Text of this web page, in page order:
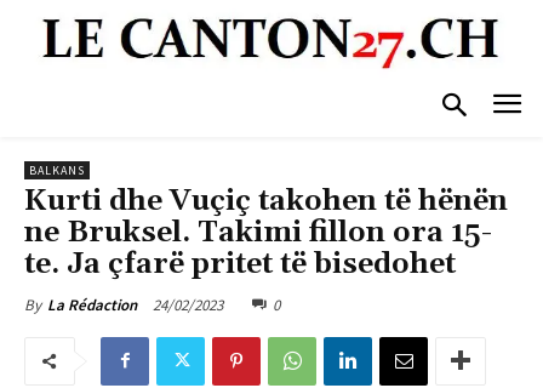
BALKANS
Kurti dhe Vuçiç takohen të hënën
ne Bruksel. Takimi fillon ora 15-
te. Ja çfarë pritet të bisedohet
By La Rédaction 24/02/2023 0